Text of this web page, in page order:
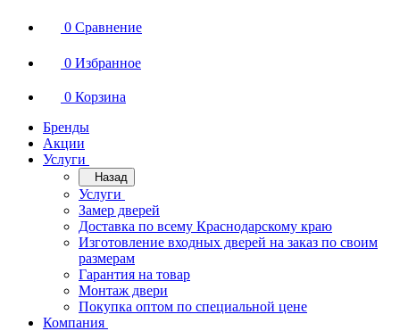
0 Сравнение
0 Избранное
0 Корзина
Бренды
Акции
Услуги
Назад
Услуги
Замер дверей
Доставка по всему Краснодарскому краю
Изготовление входных дверей на заказ по своим
размерам
Гарантия на товар
Монтаж двери
Покупка оптом по специальной цене
Компания